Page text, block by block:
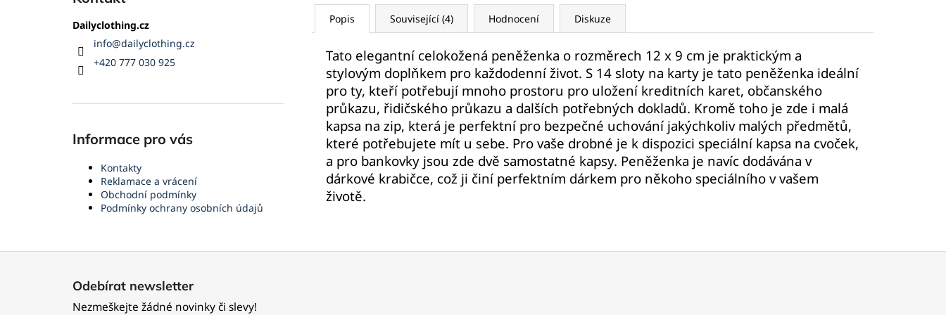
Dailyclothing.cz
info@dailyclothing.cz
+420 777 030 925
Informace pro vás
Kontakty
Reklamace a vrácení
Obchodní podmínky
Podmínky ochrany osobních údajů
Popis Související (4) Hodnocení Diskuze
Tato elegantní celokožená peněženka o rozměrech 12 x 9 cm je praktickým a
stylovým doplňkem pro každodenní život. S 14 sloty na karty je tato peněženka ideální
pro ty, kteří potřebují mnoho prostoru pro uložení kreditních karet, občanského
průkazu, řidičského průkazu a dalších potřebných dokladů. Kromě toho je zde i malá
kapsa na zip, která je perfektní pro bezpečné uchování jakýchkoliv malých předmětů,
které potřebujete mít u sebe. Pro vaše drobné je k dispozici speciální kapsa na cvoček,
a pro bankovky jsou zde dvě samostatné kapsy. Peněženka je navíc dodávána v
dárkové krabičce, což ji činí perfektním dárkem pro někoho speciálního v vašem
životě.
Odebírat newsletter
Nezmeškejte žádné novinky či slevy!